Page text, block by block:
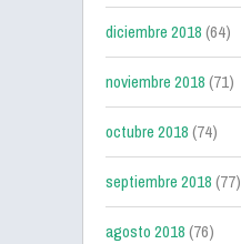
diciembre 2018(64)
noviembre 2018(71)
octubre 2018(74)
septiembre 2018(77)
agosto 2018(76)